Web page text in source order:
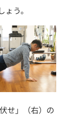
う。
せ」（右）の